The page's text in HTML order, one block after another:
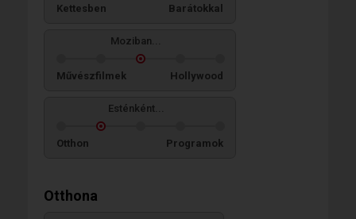
Kettesben Barátokkal
Moziban...
Művészfilmek Hollywood
Esténként...
Otthon Programok
Otthona